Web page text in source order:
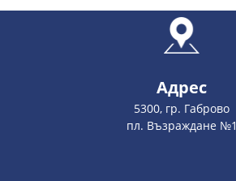
Адрес
5300, гр. Габрово
пл. Възраждане №1